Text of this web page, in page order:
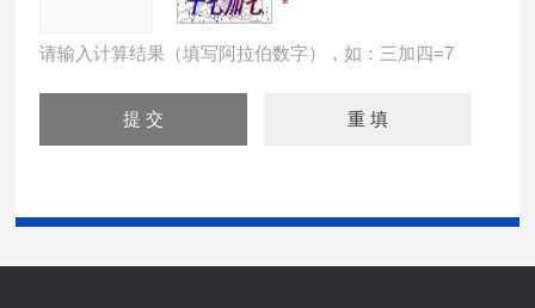
请输入计算结果（填写阿拉伯数字），如：三加四=7